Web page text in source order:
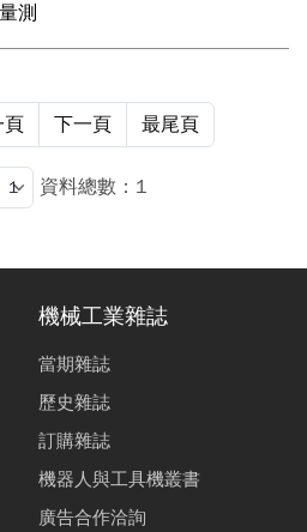
測
頁 下一頁 最尾頁
資料總數：1
機械工業雜誌
當期雜誌
歷史雜誌
訂購雜誌
機器人與工具機叢書
廣告合作洽詢